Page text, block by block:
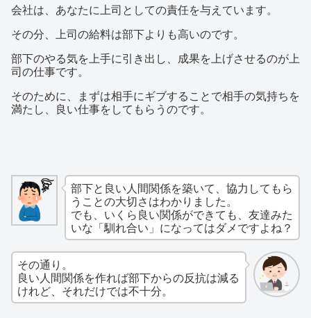
会社は、あなたに上司としての責任を与えています。
その分、上司の給料は部下よりも高いのです。
部下のやる気を上手に引き出し、成果を上げさせるのが上
司の仕事です。
そのために、まずは相手にギブすることで相手の気持ちを
満たし、良い仕事をしてもらうのです。
部下と良い人間関係を築いて、協力してもら
うことの大切さはわかりました。
でも、いくら良い関係ができても、友達みた
いな「馴れ合い」になってはダメですよね？
その通り。
良い人間関係を作れば部下からの反抗は減る
けれど、それだけでは不十分。